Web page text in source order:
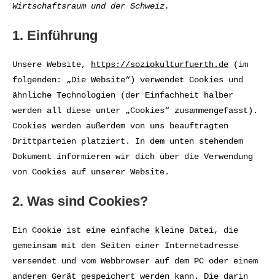
Wirtschaftsraum und der Schweiz.
1. Einführung
Unsere Website, https://soziokulturfuerth.de (im
folgenden: „Die Website“) verwendet Cookies und
ähnliche Technologien (der Einfachheit halber
werden all diese unter „Cookies“ zusammengefasst).
Cookies werden außerdem von uns beauftragten
Drittparteien platziert. In dem unten stehendem
Dokument informieren wir dich über die Verwendung
von Cookies auf unserer Website.
2. Was sind Cookies?
Ein Cookie ist eine einfache kleine Datei, die
gemeinsam mit den Seiten einer Internetadresse
versendet und vom Webbrowser auf dem PC oder einem
anderen Gerät gespeichert werden kann. Die darin